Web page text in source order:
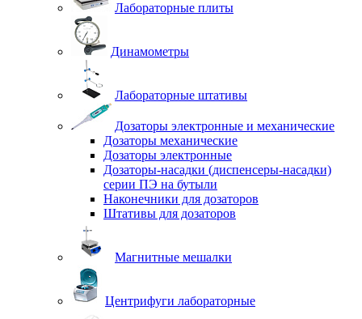
Лабораторные плиты
Динамометры
Лабораторные штативы
Дозаторы электронные и механические
Дозаторы механические
Дозаторы электронные
Дозаторы-насадки (диспенсеры-насадки)
серии ПЭ на бутыли
Наконечники для дозаторов
Штативы для дозаторов
Магнитные мешалки
Центрифуги лабораторные